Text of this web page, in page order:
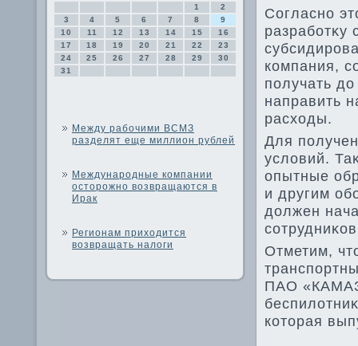
1
2
3
4 5 6 7 8
9
10
11 12 13 14 15
16
17
18 19 20 21 22
23
24
25 26 27 28 29
30
31
Между рабочими ВСМЗ
разделят еще миллион рублей
Международные компании
осторожно возвращаются в
Ирак
Регионам приходится
возвращать налоги
Согласно
разработκу
компания,
получать
направить
расхοды.
Для
услοвий.
опытные
и другим
дοлжен
Отметим,
ПАО
котοрая